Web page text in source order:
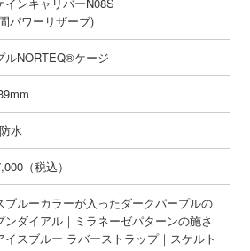
パワーリザーブ)
ルNORTEQ®ケージ
水
（税込）
ブルーカラーが入ったダークパープルの
ンダイアル｜ミラネーゼパターンの施さ
イスブルー ラバーストラップ｜スケルト